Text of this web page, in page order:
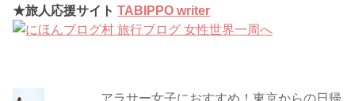
★旅人応援サイトTABIPPO writer
アラサー女子におすすめ！東京からの日帰